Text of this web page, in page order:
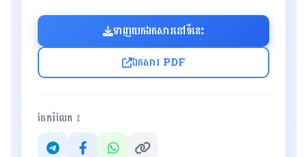
ទាញយកឯកសារនៅទីនេះ
ឯកសារ PDF
ចែករំលែក ៖